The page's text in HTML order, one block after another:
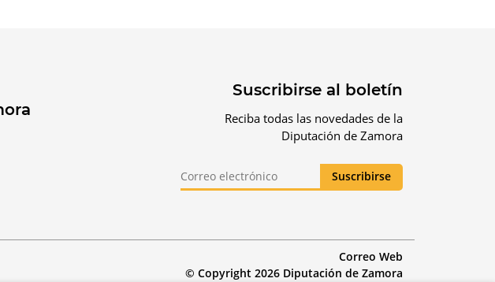
Suscribirse al boletín
Reciba todas las novedades de la
Diputación de Zamora
Correo Web
© Copyright 2026 Diputación de Zamora